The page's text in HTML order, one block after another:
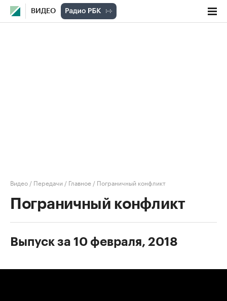
ВИДЕО
Видео / Передачи / Главное / Пограничный конфликт
Пограничный конфликт
Выпуск за 10 февраля, 2018